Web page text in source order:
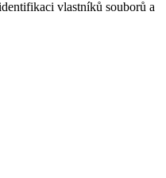
vlastníků souborů a